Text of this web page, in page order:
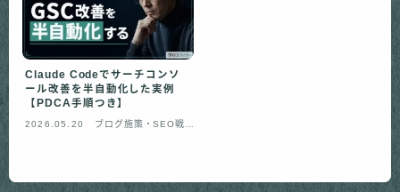
Claude Codeでサーチコンソ
ール改善を半自動化した実例
【PDCA手順つき】
2026.05.20
ブログ施策・SEO戦略